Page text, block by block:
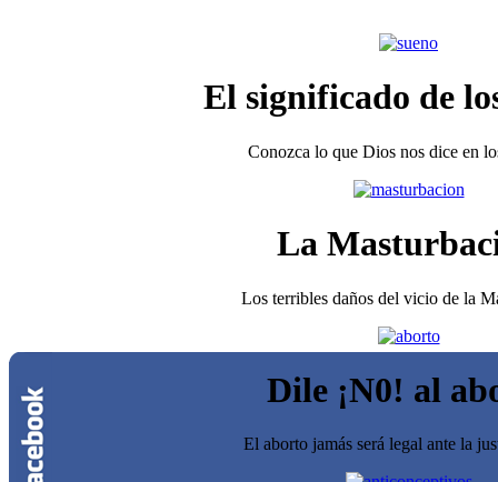
El significado de
Conozca lo que Dios nos dice en
La
Los terribles daños del vicio de la
Dile ¡N0! al
El aborto jamás será legal ante la